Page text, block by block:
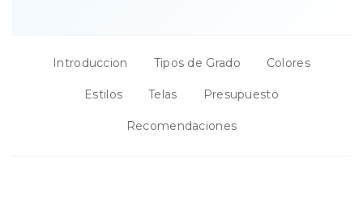
Introduccion Tipos de Grado Colores
Estilos Telas Presupuesto
Recomendaciones